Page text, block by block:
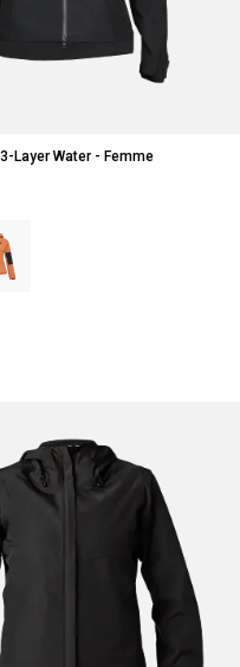
Layer Water - Femme
of Noir.
swatch type of Coral.